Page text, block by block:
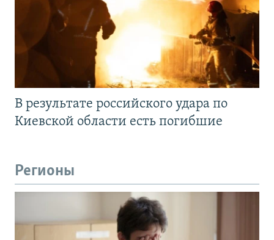
В результате российского удара по
Киевской области есть погибшие
Регионы